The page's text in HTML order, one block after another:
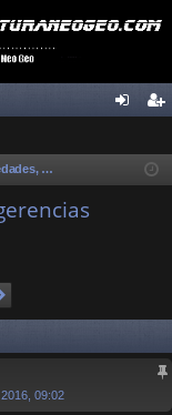
ist
La Web: novedades, dudas y sugerencias
09:02